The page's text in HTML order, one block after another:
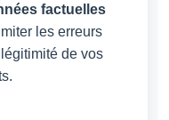
factuelles
les erreurs
de vos